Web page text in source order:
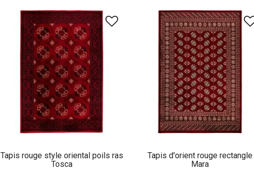
Tapis rouge style oriental poils ras
Tosca
Tapis d'orient rouge rectangle
Mara